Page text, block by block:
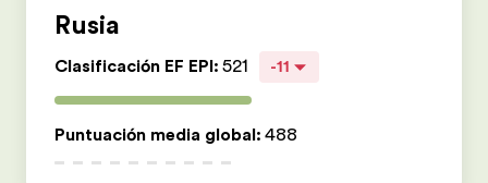
Encuentra una oficina
Sobre nosotros
Trabajos
Rusia
Clasificación EF EPI: 521 -11
Puntuación media global: 488